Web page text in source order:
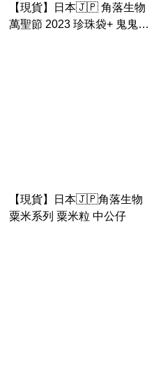
【現貨】日本🇯🇵 角落生物
萬聖節 2023 珍珠袋+ 鬼鬼手
【現貨】日本🇯🇵角落生物
粟米系列 粟米粒 中公仔